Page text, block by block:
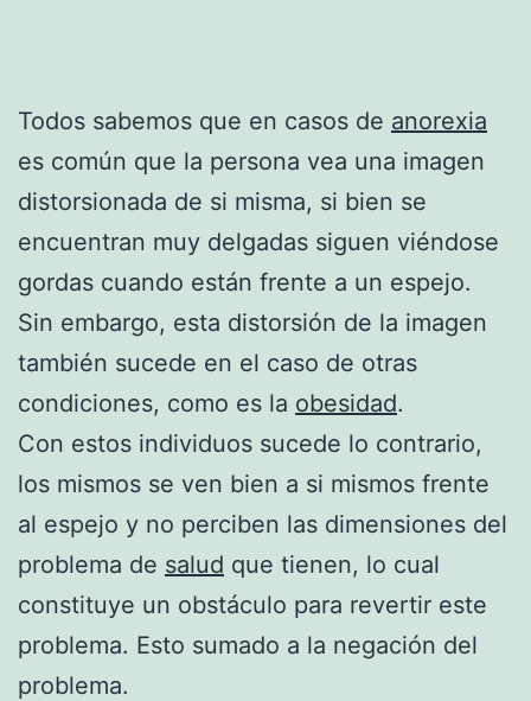
Todos sabemos que en casos de anorexia
es común que la persona vea una imagen
distorsionada de si misma, si bien se
encuentran muy delgadas siguen viéndose
gordas cuando están frente a un espejo.
Sin embargo, esta distorsión de la imagen
también sucede en el caso de otras
condiciones, como es la obesidad.
Con estos individuos sucede lo contrario,
los mismos se ven bien a si mismos frente
al espejo y no perciben las dimensiones del
problema de salud que tienen, lo cual
constituye un obstáculo para revertir este
problema. Esto sumado a la negación del
problema.